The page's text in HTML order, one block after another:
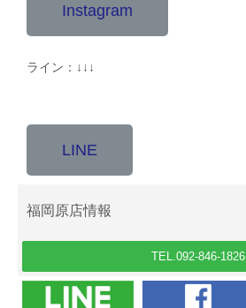
Instagram
ライン：↓↓↓
LINE
福岡原店情報
TEL.092-846-1826